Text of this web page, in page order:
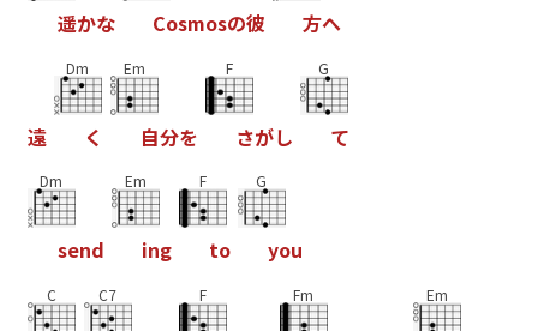
遥かな Cosmosの彼 方へ
遠
Dm
く
Em
自分を
F
さがし
G
て
Dm
send
Em
ing
F
to
G
you
C C7 F Fm Em